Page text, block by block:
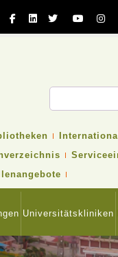
Universitätskliniken